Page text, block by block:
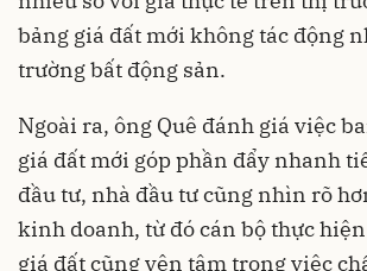
bảng giá đất mới không tác động
trường bất động sản.
Ngoài ra, ông Quê đánh giá việc
giá đất mới góp phần đẩy nhanh
đầu tư, nhà đầu tư cũng nhìn rõ
kinh doanh, từ đó cán bộ thực
giá đất cũng yên tâm trong việc